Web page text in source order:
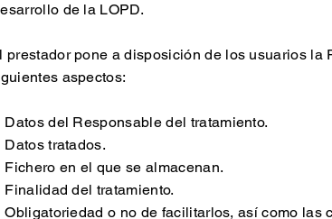
de la LOPD.
prestador pone a disposición de los usuarios
aspectos:
del Responsable del tratamiento.
tratados.
en el que se almacenan.
del tratamiento.
o no de facilitarlos, así como las